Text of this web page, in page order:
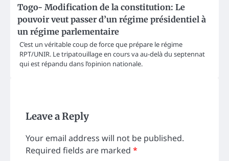
Togo- Modification de la constitution: Le
pouvoir veut passer d’un régime présidentiel à
un régime parlementaire
C’est un véritable coup de force que prépare le régime
RPT/UNIR. Le tripatouillage en cours va au-delà du septennat
qui est répandu dans l’opinion nationale.
Leave a Reply
Your email address will not be published.
Required fields are marked *